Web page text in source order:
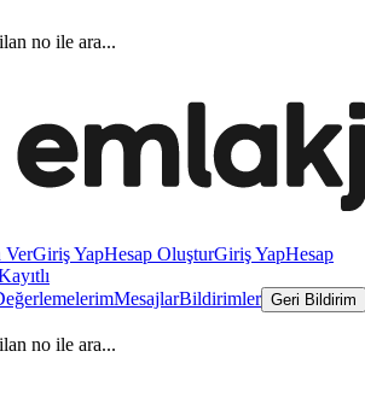
no ile ara...
VerGiriş YapHesap OluşturGiriş YapHesap
MesajlarBildirimler Geri Bildirim
no ile ara...